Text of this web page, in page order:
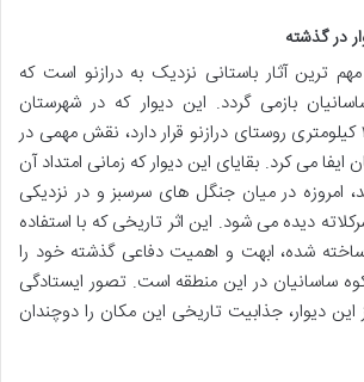
در گذشته
ترین آثار باستانی نزدیک به درازنو است که
بازمی گردد. این دیوار که در شهرستان
کردکوی و در حدود ۳۴ کیلومتری روستای درازنو قرار دارد، نقش مهمی در
ایفا می کرد. بقایای این دیوار که زمانی امتداد آن
امروزه در میان جنگل های سرسبز و در نزدیکی
دیده می شود. این اثر تاریخی که با استفاده
شده، ابهت و اهمیت دفاعی گذشته خود را
ساسانیان در این منطقه است. تصور ایستادگی
این دیوار، جذابیت تاریخی این مکان را دوچندان